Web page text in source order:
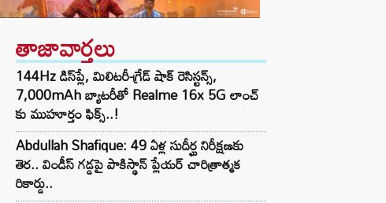
తాజావార్తలు
144Hz డిస్‌ప్లే, మిలిటరీ-గ్రేడ్ షాక్ రెసిస్టన్స్,
7,000mAh బ్యాటరీతో Realme 16x 5G లాంచ్
కు ముహూర్తం ఫిక్స్..!
Abdullah Shafique: 49 ఏళ్ల సుదీర్ఘ నిరీక్షణకు
తెర.. విండీస్ గడ్డపై పాకిస్థాన్ ప్లేయర్ చారిత్రాత్మక
రికార్డు..